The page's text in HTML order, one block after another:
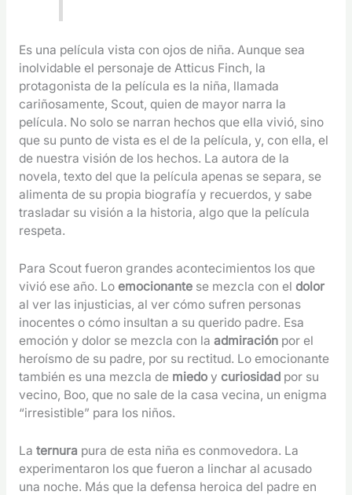
Es una película vista con ojos de niña. Aunque sea
inolvidable el personaje de Atticus Finch, la
protagonista de la película es la niña, llamada
cariñosamente, Scout, quien de mayor narra la
película. No solo se narran hechos que ella vivió, sino
que su punto de vista es el de la película, y, con ella, el
de nuestra visión de los hechos. La autora de la
novela, texto del que la película apenas se separa, se
alimenta de su propia biografía y recuerdos, y sabe
trasladar su visión a la historia, algo que la película
respeta.
Para Scout fueron grandes acontecimientos los que
vivió ese año. Lo emocionante se mezcla con el dolor
al ver las injusticias, al ver cómo sufren personas
inocentes o cómo insultan a su querido padre. Esa
emoción y dolor se mezcla con la admiración por el
heroísmo de su padre, por su rectitud. Lo emocionante
también es una mezcla de miedo y curiosidad por su
vecino, Boo, que no sale de la casa vecina, un enigma
“irresistible” para los niños.
La ternura pura de esta niña es conmovedora. La
experimentaron los que fueron a linchar al acusado
una noche. Más que la defensa heroica del padre en